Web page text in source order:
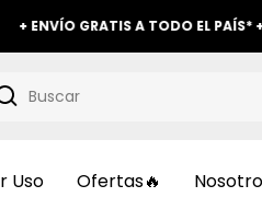
GRATIS A TODO EL PAÍS* +
Uso Ofertas🔥